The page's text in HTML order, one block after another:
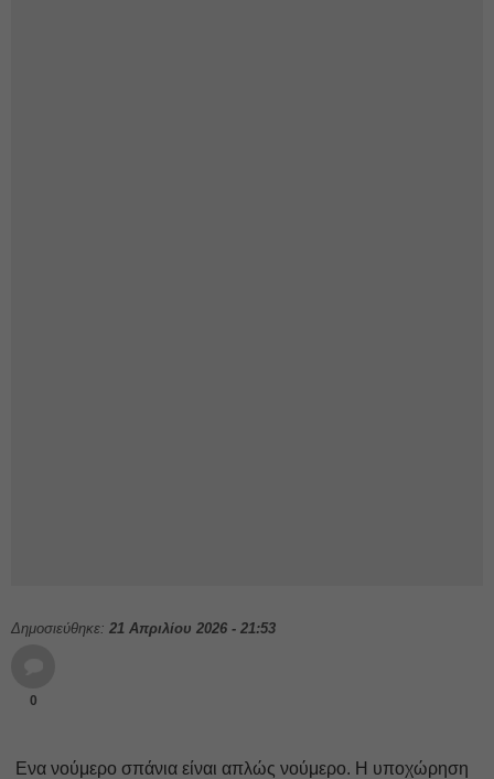
Δημοσιεύθηκε: 21 Απριλίου 2026 - 21:53
0
Ενα νούμερο σπάνια είναι απλώς νούμερο. Η υποχώρηση